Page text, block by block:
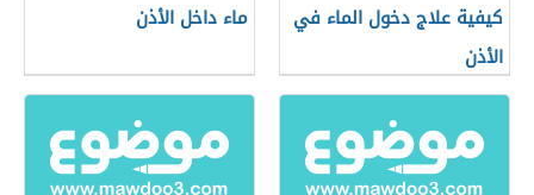
كيفية علاج دخول الماء في
الأذن
ماء داخل الأذن